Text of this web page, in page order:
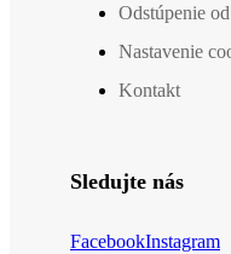
Odstúpenie
Nastavenie
Kontakt
Sledujte nás
FacebookInstagram